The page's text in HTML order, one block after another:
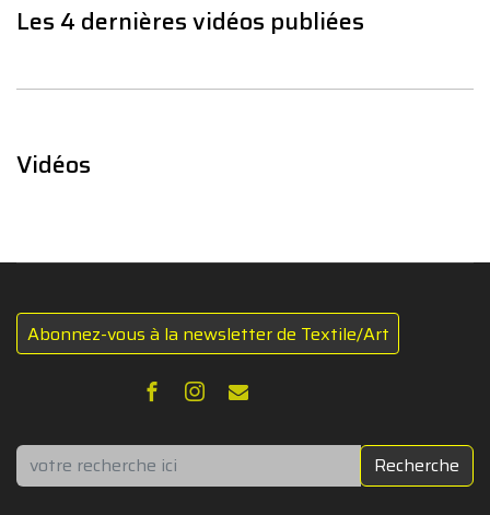
Les 4 dernières vidéos publiées
Vidéos
Abonnez-vous à la newsletter de Textile/Art
Rechercher Recherche